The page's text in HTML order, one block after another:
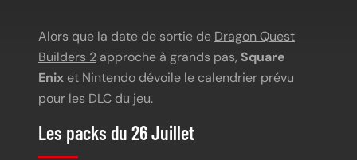
Alors que la date de sortie de Dragon Quest
Builders 2 approche à grands pas, Square
Enix et Nintendo dévoile le calendrier prévu
pour les DLC du jeu.
Les packs du 26 Juillet